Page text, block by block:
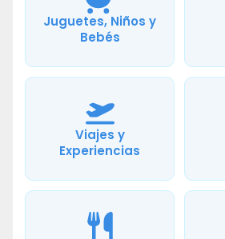
Juguetes, Niños y
Bebés
Viajes y
Experiencias